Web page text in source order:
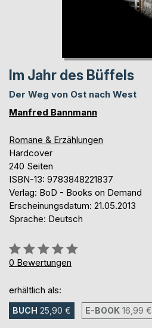
Im Jahr des Büffels
Der Weg von Ost nach West
Manfred Bannmann
Romane & Erzählungen
Hardcover
240 Seiten
ISBN-13: 9783848221837
Verlag: BoD - Books on Demand
Erscheinungsdatum: 21.05.2013
Sprache: Deutsch
Bewertung::
0%
0 Bewertungen
erhältlich als:
BUCH 25,90 € E-BOOK 16,99 €